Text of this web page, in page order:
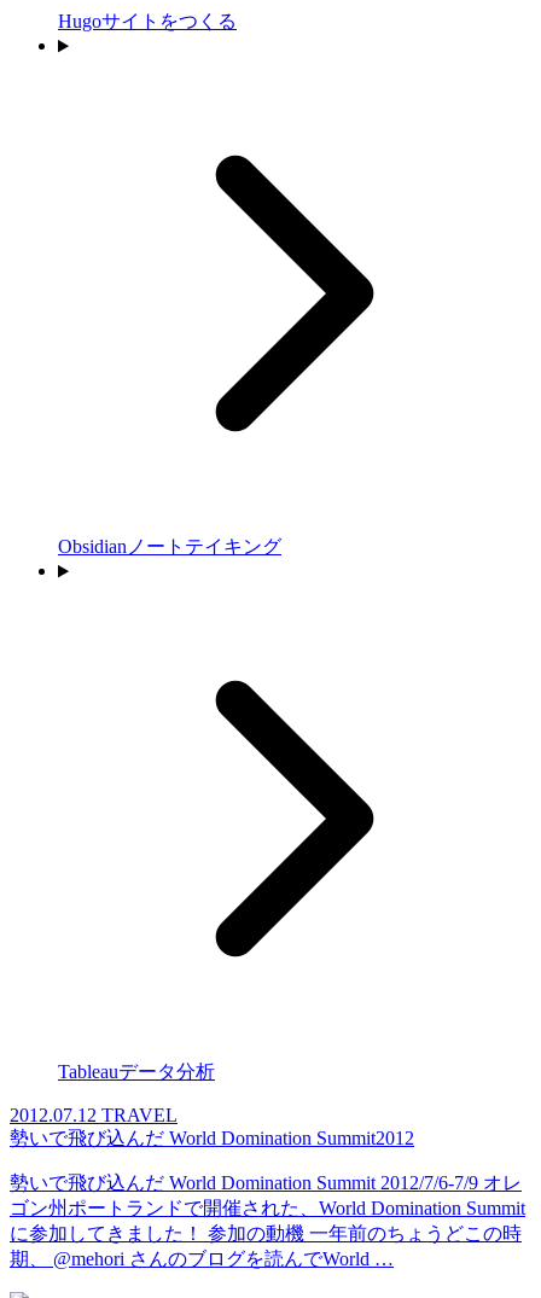
Hugoサイトをつくる
Obsidianノートテイキング
Tableauデータ分析
2012.07.12 TRAVEL
勢いで飛び込んだ World Domination Summit2012
勢いで飛び込んだ World Domination Summit 2012/7/6-7/9 オレ
ゴン州ポートランドで開催された、World Domination Summit
に参加してきました！ 参加の動機 一年前のちょうどこの時
期、 @mehori さんのブログを読んでWorld …